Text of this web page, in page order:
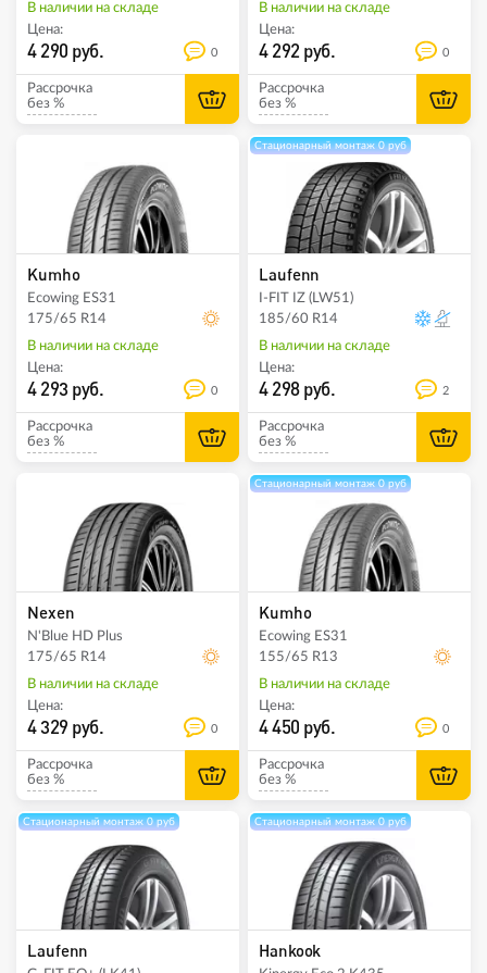
В наличии на складе
Цена:
4 290 руб. 0
Рассрочка
без %
В наличии на складе
Цена:
4 292 руб. 0
Рассрочка
без %
Kumho
Ecowing ES31
175/65 R14
В наличии на складе
Цена:
4 293 руб. 0
Рассрочка
без %
Стационарный монтаж 0 руб
Laufenn
I-FIT IZ (LW51)
185/60 R14
В наличии на складе
Цена:
4 298 руб. 2
Рассрочка
без %
Nexen
N'Blue HD Plus
175/65 R14
В наличии на складе
Цена:
4 329 руб. 0
Рассрочка
без %
Стационарный монтаж 0 руб
Kumho
Ecowing ES31
155/65 R13
В наличии на складе
Цена:
4 450 руб. 0
Рассрочка
без %
Стационарный монтаж 0 руб
Laufenn
Стационарный монтаж 0 руб
Hankook